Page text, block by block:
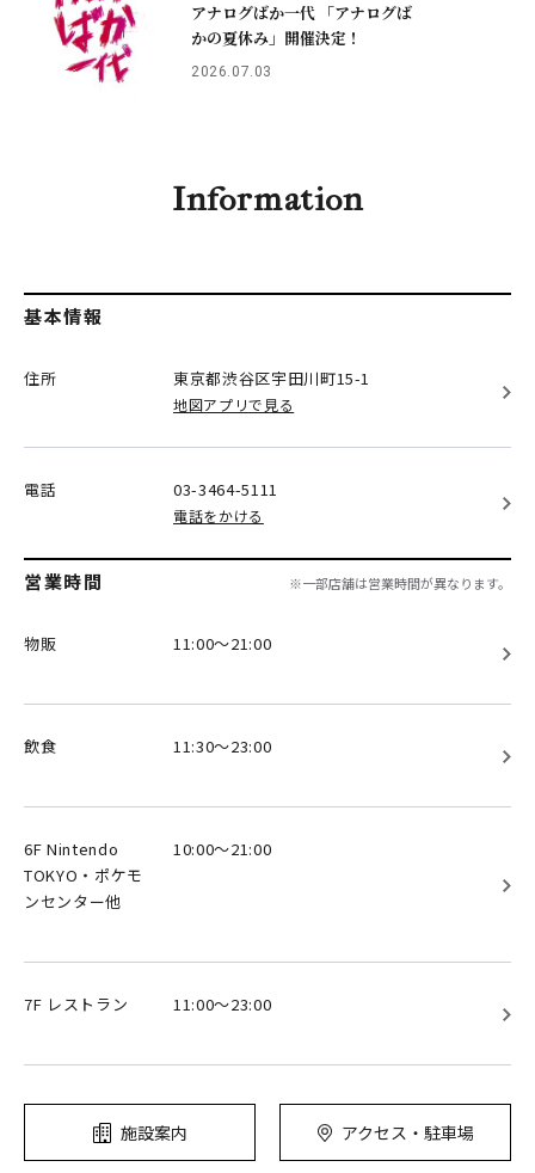
アナログばか一代 「アナログば
かの夏休み」開催決定！
2026.07.03
Information
基本情報
住所 東京都渋谷区宇田川町15-1
地図アプリで見る
電話 03-3464-5111
電話をかける
営業時間 ※一部店舗は営業時間が異なります。
物販 11:00～21:00
飲食 11:30～23:00
6F Nintendo
TOKYO・ポケモ
ンセンター他
10:00～21:00
7F レストラン 11:00～23:00
施設案内 アクセス・駐車場